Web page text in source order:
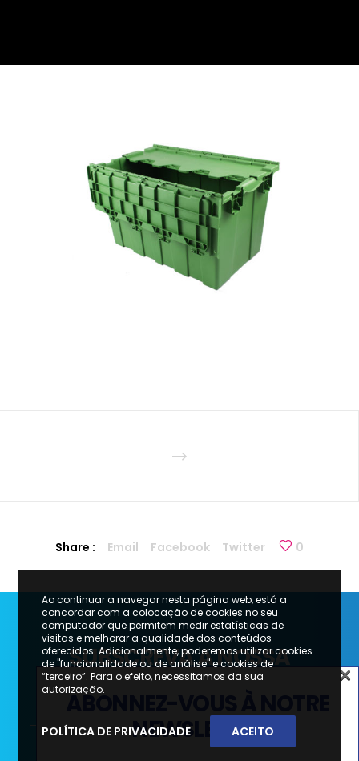
Share : Email Facebook Twitter 0
SUBSCREVA A NOSSA
NEWSLETTER
Ao continuar a navegar nesta página web, está a
concordar com a colocação de cookies no seu
computador que permitem medir estatísticas de
visitas e melhorar a qualidade dos conteúdos
oferecidos. Adicionalmente, poderemos utilizar cookies
de "funcionalidade ou de análise" e cookies de
“terceiro”. Para o efeito, necessitamos da sua
autorização.
POLÍTICA DE PRIVACIDADE ACEITO
SUBSCREVA A NOSSA
NEWSLETTER
×
ABONNEZ-VOUS À NOTRE
NEWSLETTER
×